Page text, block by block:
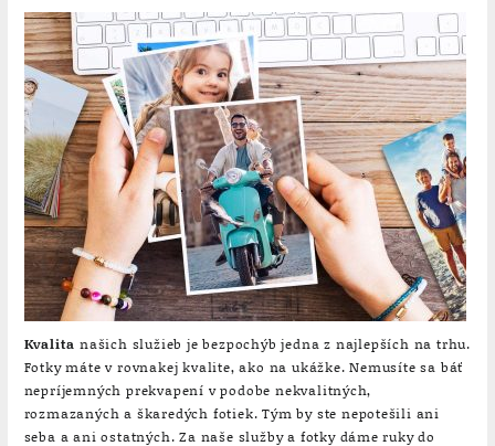
Kvalita našich služieb je bezpochýb jedna z najlepších na trhu.
Fotky máte v rovnakej kvalite, ako na ukážke. Nemusíte sa báť
nepríjemných prekvapení v podobe nekvalitných,
rozmazaných a škaredých fotiek. Tým by ste nepotešili ani
seba a ani ostatných. Za naše služby a fotky dáme ruky do